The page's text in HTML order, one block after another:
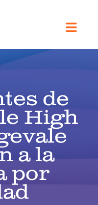
de
High
a la
por